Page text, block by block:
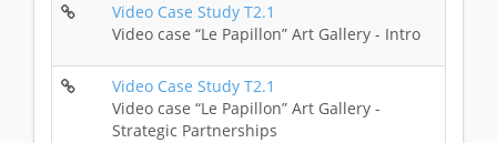
Video Case Study T2.1
Video case “Le Papillon” Art Gallery - Intro
Video Case Study T2.1
Video case “Le Papillon” Art Gallery -
Strategic Partnerships